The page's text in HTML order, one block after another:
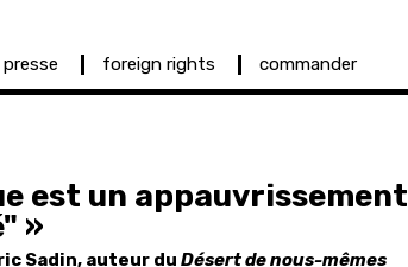
presse foreign rights commander
est un appauvrissement
»
Sadin, auteur du Désert de nous-mêmes